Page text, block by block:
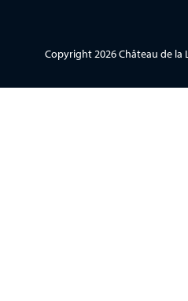
Copyright 2026 Château de la